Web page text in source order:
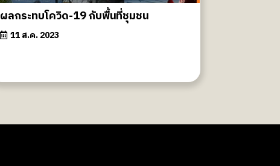
ผลกระทบโควิด-19 กับพื้นที่ชุมชน
11 ส.ค. 2023